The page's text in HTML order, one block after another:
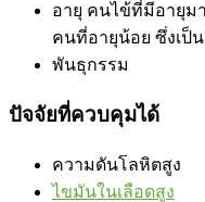
อายุ คนไข้ที่มีอายุม
คนที่อายุน้อย ซึ่งเป็
พันธุกรรม
ปัจจัยที่ควบคุมได้
ความดันโลหิตสูง
ไขมันในเลือดสูง